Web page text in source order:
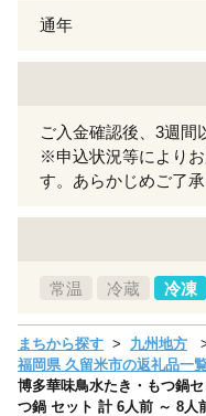
通年
ご入金確認後、3週間
※申込状況等により
す。あらかじめご了承
常温 冷蔵 冷凍
まちから探す 九州地方
福岡県 久留米市の返礼品一
博多華味鳥水たき・もつ鍋
つ鍋 セット 計 6人前 ～ 8人